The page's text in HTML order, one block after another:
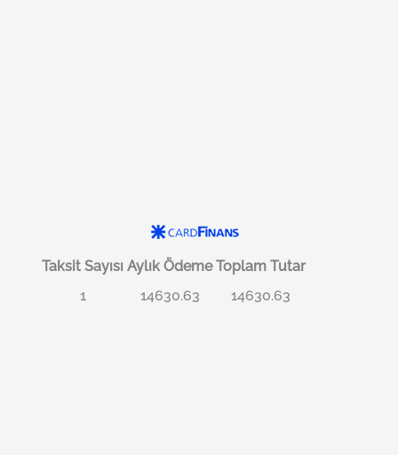
Taksit Sayısı Aylık Ödeme Toplam Tutar
1
14630.63 14630.63